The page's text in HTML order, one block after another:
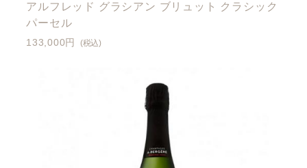
アルフレッド グラシアン ブリュット クラシック
パーセル
133,000円 (税込)